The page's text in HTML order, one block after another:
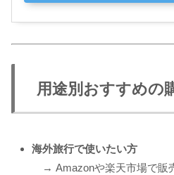
用途別おすすめの
海外旅行で使いたい方
→ Amazonや楽天市場で販